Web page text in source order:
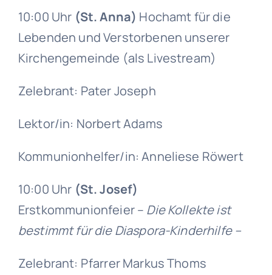
10:00 Uhr (St. Anna) Hochamt für die
Lebenden und Verstorbenen unserer
Kirchengemeinde (als Livestream)
Zelebrant: Pater Joseph
Lektor/in: Norbert Adams
Kommunionhelfer/in: Anneliese Röwert
10:00 Uhr (St. Josef)
Erstkommunionfeier – Die Kollekte ist
bestimmt für die Diaspora-Kinderhilfe –
Zelebrant: Pfarrer Markus Thoms